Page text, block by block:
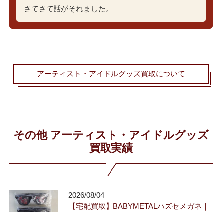
さてさて話がそれました。
アーティスト・アイドルグッズ買取について
その他 アーティスト・アイドルグッズ
買取実績
2026/08/04
【宅配買取】BABYMETALハズセメガネ｜